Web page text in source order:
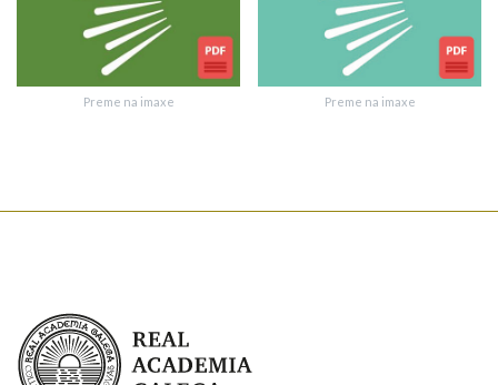
Enviar suxestión
Preme na imaxe Preme na imaxe
Real Academia Galega